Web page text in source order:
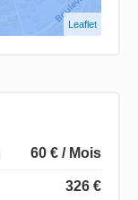
Leaflet
60 € / Mois
326 €